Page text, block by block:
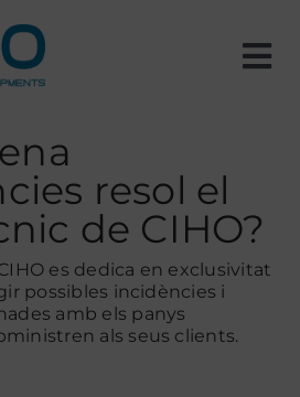
resol el
de CIHO?
es dedica en exclusivitat
possibles incidències i
amb els panys
als seus clients.